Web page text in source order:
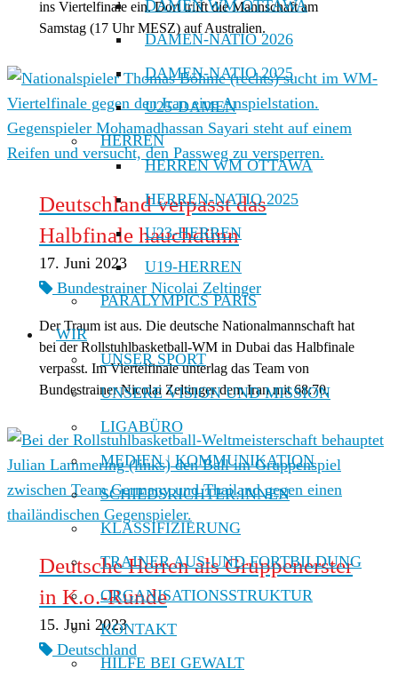
DAMEN WM OTTAWA
DAMEN-NATIO 2026
DAMEN-NATIO 2025
U25-DAMEN
HERREN
HERREN WM OTTAWA
HERREN-NATIO 2025
U23-HERREN
U19-HERREN
PARALYMPICS PARIS
WIR
UNSER SPORT
UNSERE VISION UND MISSION
LIGABÜRO
MEDIEN | KOMMUNIKATION
SCHIEDSRICHTER:INNEN
KLASSIFIZIERUNG
TRAINER AUS-UND FORTBILDUNG
ORGANISATIONSSTRUKTUR
KONTAKT
HILFE BEI GEWALT
ins Viertelfinale ein. Dort trifft die Mannschaft am
Samstag (17 Uhr MESZ) auf Australien.
Deutschland verpasst das
Halbfinale hauchdünn
17. Juni 2023
Bundestrainer Nicolai Zeltinger
Der Traum ist aus. Die deutsche Nationalmannschaft hat
bei der Rollstuhlbasketball-WM in Dubai das Halbfinale
verpasst. Im Viertelfinale unterlag das Team von
Bundestrainer Nicolai Zeltinger dem Iran mit 68:70.
Deutsche Herren als Gruppenerster
in K.o.-Runde
15. Juni 2023
Deutschland